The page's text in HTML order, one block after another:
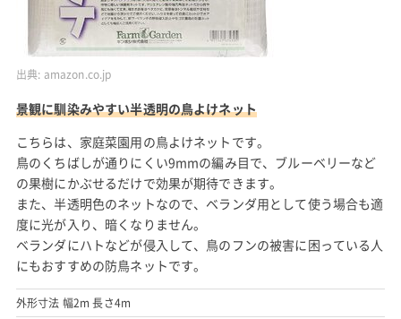
出典: amazon.co.jp
景観に馴染みやすい半透明の鳥よけネット
こちらは、家庭菜園用の鳥よけネットです。
鳥のくちばしが通りにくい9mmの編み目で、ブルーベリーなど
の果樹にかぶせるだけで効果が期待できます。
また、半透明色のネットなので、ベランダ用として使う場合も適
度に光が入り、暗くなりません。
ベランダにハトなどが侵入して、鳥のフンの被害に困っている人
にもおすすめの防鳥ネットです。
外形寸法 幅2m 長さ4m